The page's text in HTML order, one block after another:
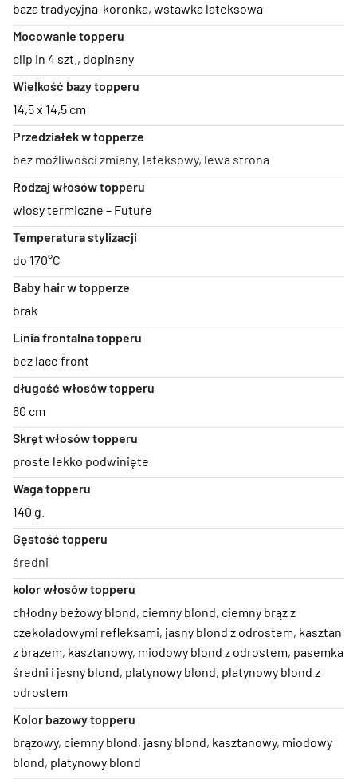
baza tradycyjna-koronka, wstawka lateksowa
Mocowanie topperu
clip in 4 szt. , dopinany
Wielkość bazy topperu
14,5 x 14,5 cm
Przedziałek w topperze
bez możliwości zmiany, lateksowy, lewa strona
Rodzaj włosów topperu
wlosy termiczne – Future
Temperatura stylizacji
do 170°C
Baby hair w topperze
brak
Linia frontalna topperu
bez lace front
długość włosów topperu
60 cm
Skręt włosów topperu
proste lekko podwinięte
Waga topperu
140 g.
Gęstość topperu
średni
kolor włosów topperu
chłodny beżowy blond, ciemny blond, ciemny brąz z
czekoladowymi refleksami, jasny blond z odrostem, kasztan
z brązem, kasztanowy, miodowy blond z odrostem, pasemka
średni i jasny blond, platynowy blond, platynowy blond z
odrostem
Kolor bazowy topperu
brązowy, ciemny blond, jasny blond, kasztanowy, miodowy
blond, platynowy blond